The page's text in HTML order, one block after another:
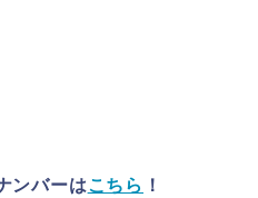
ンバーはこちら ！